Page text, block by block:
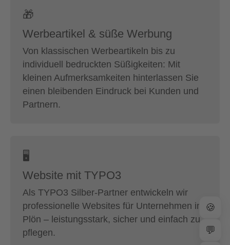
🎁
Werbeartikel & süße Werbung
Von klassischen Werbeartikeln bis zu
individuell bedruckten Süßigkeiten: Mit
kleinen Aufmerksamkeiten hinterlassen Sie
einen bleibenden Eindruck bei Kunden und
Partnern.
🖥
Website mit TYPO3
Als TYPO3 Silber-Partner entwickeln wir
professionelle Websites für Unternehmen in
Plön – leistungsstark, sicher und einfach zu
pflegen.
🍪
💬